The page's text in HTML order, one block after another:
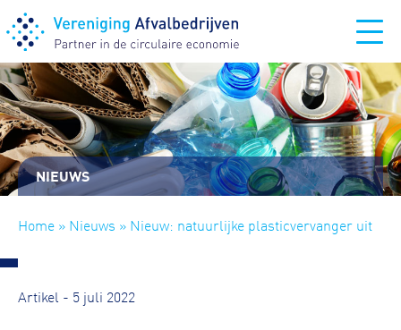
NIEUWS
Home » Nieuws » Nieuw: natuurlijke plasticvervanger uit
Artikel - 5 juli 2022